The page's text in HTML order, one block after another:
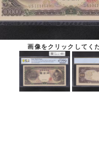
画像をクリックしてく